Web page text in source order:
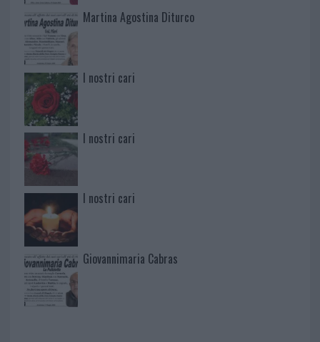
Martina Agostina Diturco
I nostri cari
I nostri cari
I nostri cari
Giovannimaria Cabras